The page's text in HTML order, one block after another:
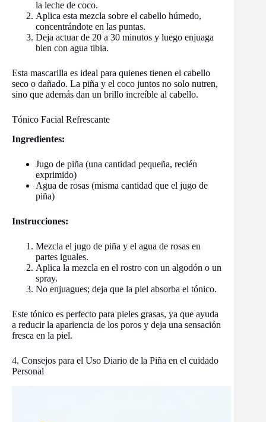
la leche de coco.
Aplica esta mezcla sobre el cabello húmedo,
concentrándote en las puntas.
Deja actuar de 20 a 30 minutos y luego enjuaga
bien con agua tibia.
Esta mascarilla es ideal para quienes tienen el cabello
seco o dañado. La piña y el coco juntos no solo nutren,
sino que además dan un brillo increíble al cabello.
Tónico Facial Refrescante
Ingredientes:
Jugo de piña (una cantidad pequeña, recién
exprimido)
Agua de rosas (misma cantidad que el jugo de
piña)
Instrucciones:
Mezcla el jugo de piña y el agua de rosas en
partes iguales.
Aplica la mezcla en el rostro con un algodón o un
spray.
No enjuagues; deja que la piel absorba el tónico.
Este tónico es perfecto para pieles grasas, ya que ayuda
a reducir la apariencia de los poros y deja una sensación
fresca en la piel.
4. Consejos para el Uso Diario de la Piña en el cuidado
Personal